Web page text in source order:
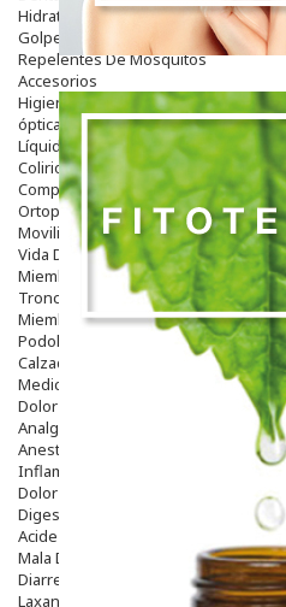
Hidratantes
Golpes Y Hematomas
Repelentes De Mosquitos
Accesorios
Higiene
óptica
Líquidos Lentillas
Colirios
Complementos Alimentarios.
Ortopedia - Accesorios
Movilidad
Vida Diaria
Miembro Superior
Tronco
Miembro Inferior
Podología
Calzado
Medicamentos
Dolor E Inflamación
Analgésicos
Anestésicos
Inflamación Articulaciones
Dolor Muscular / Articular
Digestivo
Acidez, Gases Y Ardores
Mala Digestion
Diarrea / Estreñimiento / Vómitos
Laxantes